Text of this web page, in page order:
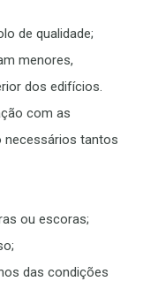
de qualidade;
menores,
dos edifícios.
com as
necessários tantos
ou escoras;
das condições